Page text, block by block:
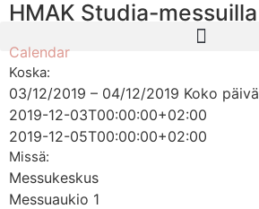
HMAK Studia-messuilla
Calendar
Koska:
03/12/2019 – 04/12/2019 Koko päivä
2019-12-03T00:00:00+02:00
2019-12-05T00:00:00+02:00
Missä:
Messukeskus
Messuaukio 1